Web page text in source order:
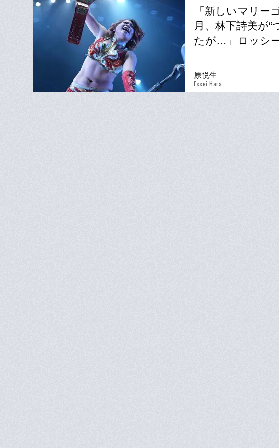
「新しいマリー
月、林下詩美が“
たが…」ロッシ
原悦生
Essei Hara